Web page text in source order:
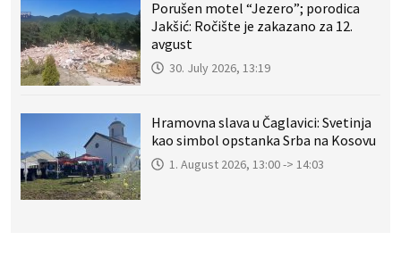
Porušen motel “Jezero”; porodica
Jakšić: Ročište je zakazano za 12.
avgust
30. July 2026, 13:19
Hramovna slava u Čaglavici: Svetinja
kao simbol opstanka Srba na Kosovu
1. August 2026, 13:00 -> 14:03